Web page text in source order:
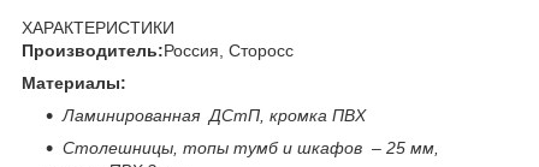
ХАРАКТЕРИСТИКИ
Производитель:Россия, Сторосс
Материалы:
Ламинированная ДСтП, кромка ПВХ
Столешницы, топы тумб и шкафов – 25 мм,